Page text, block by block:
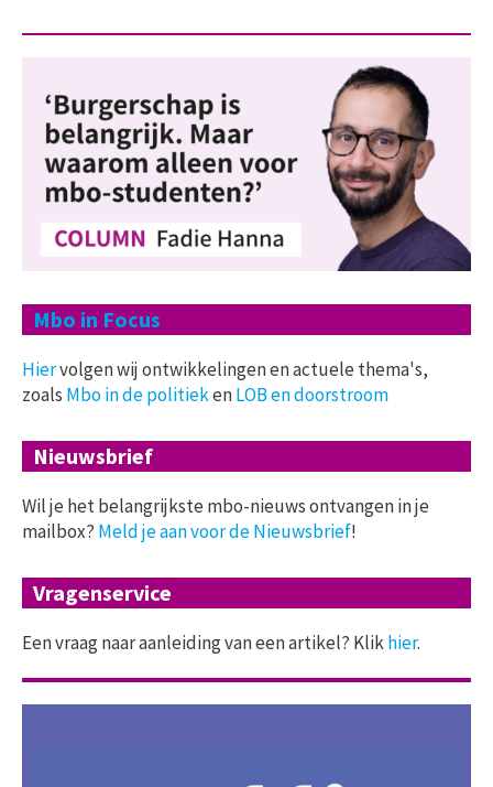
Mbo in Focus
Hiervolgen wij ontwikkelingen en actuele thema's,
zoals Mbo in de politiekenLOB en doorstroom
Nieuwsbrief
Wil je het belangrijkste mbo-nieuws ontvangen in je
mailbox? Meld je aan voor de Nieuwsbrief!
Vragenservice
Een vraag naar aanleiding van een artikel? Klikhier.